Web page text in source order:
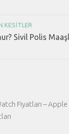
KESITLER
Sivil Polis
Fiyatları – Apple